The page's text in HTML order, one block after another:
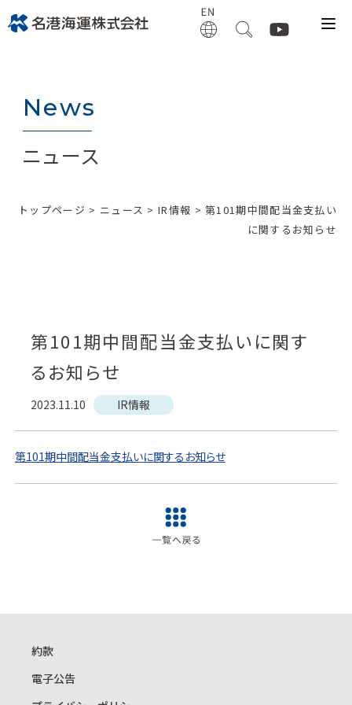
News
ニュース
トップページ > ニュース >IR情報 > 第101期中間配当金支払い
に関するお知らせ
第101期中間配当金支払いに関す
るお知らせ
2023.11.10 IR情報
第101期中間配当金支払いに関するお知らせ
約款
電子公告